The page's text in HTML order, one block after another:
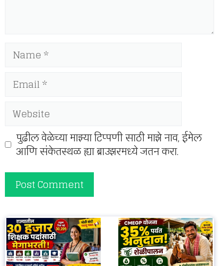
Name
Email
Website
पुढील वेळेच्या माझ्या टिप्पणी साठी माझे नाव, ईमेल
आणि संकेतस्थळ ह्या ब्राउझरमध्ये जतन करा.